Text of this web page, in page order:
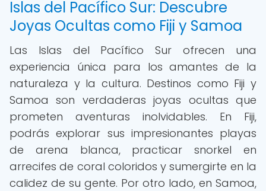
Islas del Pacífico Sur: Descubre
Joyas Ocultas como Fiji y Samoa
Las Islas del Pacífico Sur ofrecen una
experiencia única para los amantes de la
naturaleza y la cultura. Destinos como Fiji y
Samoa son verdaderas joyas ocultas que
prometen aventuras inolvidables. En Fiji,
podrás explorar sus impresionantes playas
de arena blanca, practicar snorkel en
arrecifes de coral coloridos y sumergirte en la
calidez de su gente. Por otro lado, en Samoa,